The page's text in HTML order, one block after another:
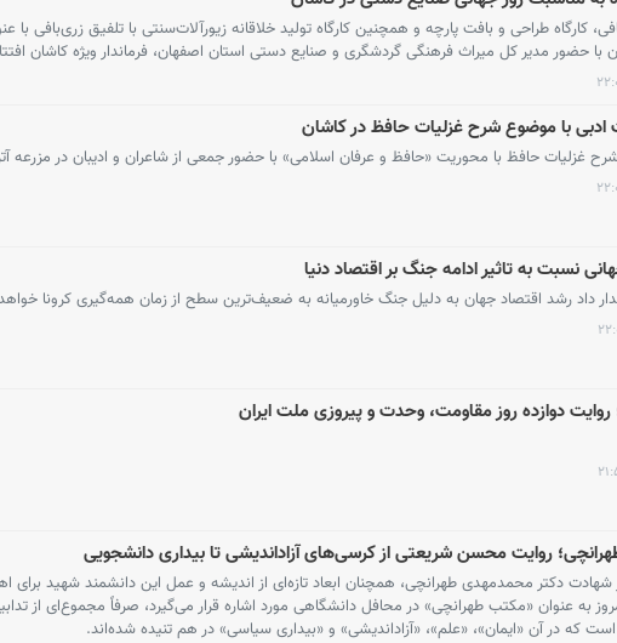
کارگاه طراحی و بافت پارچه و همچنین کارگاه تولید خلاقانه زیورآلات‌سنتی با تلفیق زری‌بافی با
با حضور مدیر کل میراث فرهنگی گردشگری و صنایع دستی استان اصفهان، فرماندار ویژه کاشان
ادبی با موضوع شرح غزلیات حافظ در کاشان
غزلیات حافظ با محوریت «حافظ و عرفان اسلامی» با حضور جمعی از شاعران و ادیبان در مزرعه
نسبت به تاثیر ادامه جنگ بر اقتصاد دنیا
داد رشد اقتصاد جهان به دلیل جنگ خاورمیانه به ضعیف‌ترین سطح از زمان همه‌گیری کرونا
روایت دوازده روز مقاومت، وحدت و پیروزی ملت ایران
روایت محسن شریعتی از کرسی‌های آزاداندیشی تا بیداری دانشجویی
دکتر محمدمهدی طهرانچی، همچنان ابعاد تازه‌ای از اندیشه و عمل این دانشمند شهید برای
به عنوان «مکتب طهرانچی» در محافل دانشگاهی مورد اشاره قرار می‌گیرد، صرفاً مجموع‌ای از
که در آن «ایمان»، «علم»، «آزاداندیشی» و «بیداری سیاسی» در هم تنیده شده‌اند.